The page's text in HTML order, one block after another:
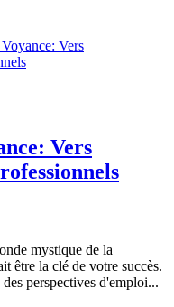
Vers
mystique de la
être la clé de votre succès.
perspectives d'emploi...